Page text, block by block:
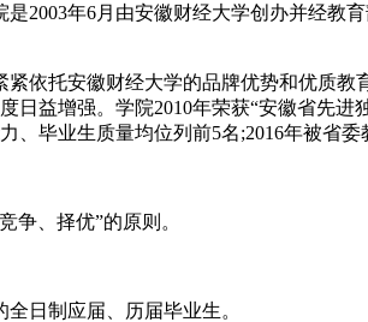
年6月由安徽财经大学创办并经教育
托安徽财经大学的品牌优势和优质教
日益增强。学院2010年荣获“安徽省先进
、毕业生质量均位列前5名;2016年被省委
、择优”的原则。
日制应届、历届毕业生。